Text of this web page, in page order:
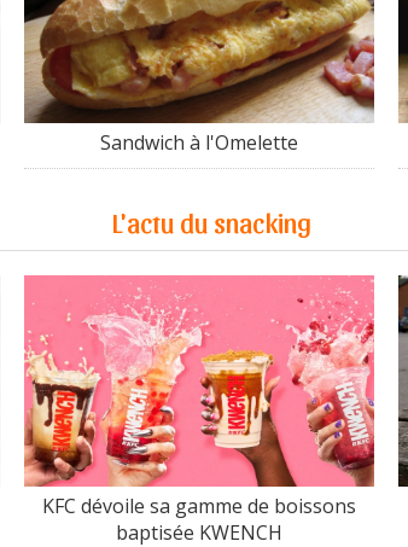
Sandwich à l'Omelette
L'actu du snacking
KFC dévoile sa gamme de boissons
baptisée KWENCH